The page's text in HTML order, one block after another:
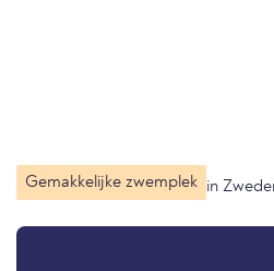
Gemakkelijke zwemplek in